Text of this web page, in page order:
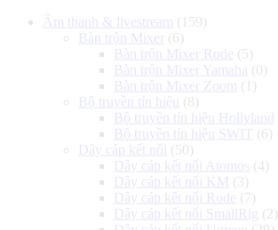
4.900.000 ₫. là:
4.100.000 ₫.
Âm thanh & livestream (159)
Bàn trộn Mixer
(6)
Bàn trộn Mixer Rode (5)
Bàn trộn Mixer Yamaha (0)
Bàn trộn Mixer Zoom (1)
Bộ truyền tín hiệu
(8)
Bộ truyền tín hiệu Hollyland
Bộ truyền tín hiệu SWIT (6)
Dây cáp kết nối (50)
Dây cáp kết nối Atomos (4)
Dây cáp kết nối KM (3)
Dây cáp kết nối Rode (7)
Dây cáp kết nối SmallRig (2)